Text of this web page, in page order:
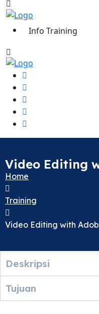
Info Training
Video Editing
Home
Training
Video Editing with
Deskripsi
Tujuan